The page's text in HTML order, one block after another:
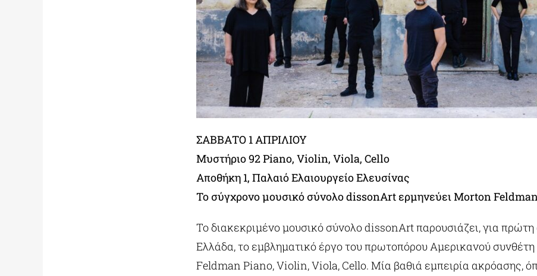
ΣΑΒΒΑΤΟ 1 ΑΠΡΙΛΙΟΥ
Μυστήριο 92 Piano, Violin, Viola, Cello
Αποθήκη 1, Παλαιό Ελαιουργείο Ελευσίνας
Το σύγχρονο μουσικό σύνολο dissonArt ερμηνεύει Morton Feldman
Το διακεκριμένο μουσικό σύνολο dissonΑrt παρουσιάζει, για
Ελλάδα, το εμβληματικό έργο του πρωτοπόρου Αμερικανού
Feldman Piano, Violin, Viola, Cello. Μία βαθιά εμπειρία ακρόασης,